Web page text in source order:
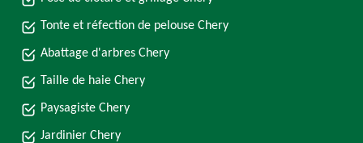
Tonte et réfection de pelouse Chery
Abattage d'arbres Chery
Taille de haie Chery
Paysagiste Chery
Jardinier Chery